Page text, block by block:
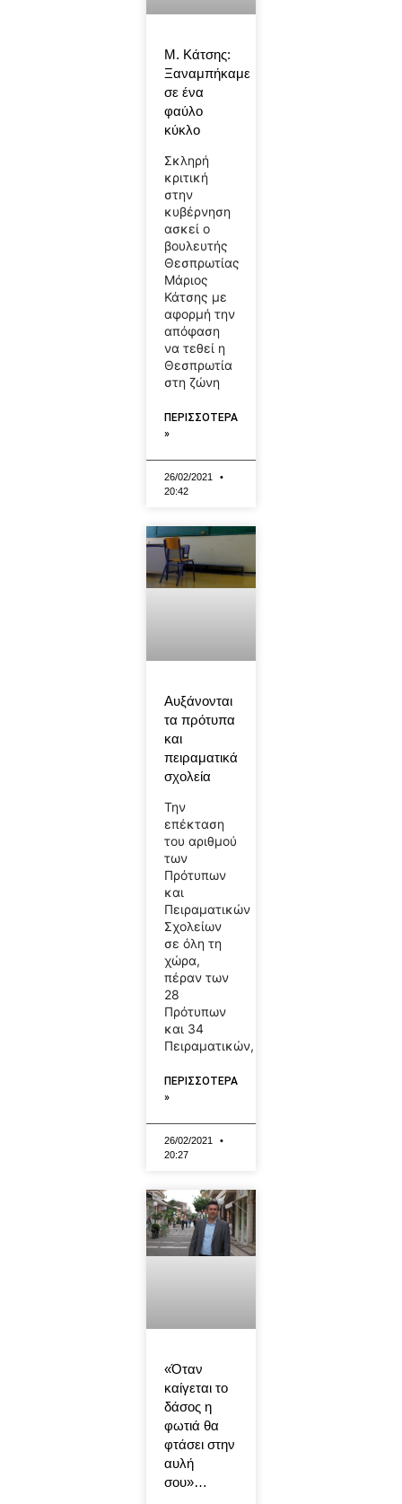
Μ. Κάτσης:
Ξαναμπήκαμε
σε ένα
φαύλο
κύκλο
Σκληρή
κριτική
στην
κυβέρνηση
ασκεί ο
βουλευτής
Θεσπρωτίας
Μάριος
Κάτσης με
αφορμή την
απόφαση
να τεθεί η
Θεσπρωτία
στη ζώνη
ΠΕΡΙΣΣΟΤΕΡΑ
»
26/02/2021
20:42
Αυξάνονται
τα πρότυπα
και
πειραματικά
σχολεία
Την
επέκταση
του αριθμού
των
Πρότυπων
και
Πειραματικών
Σχολείων
σε όλη τη
χώρα,
πέραν των
28
Πρότυπων
και 34
Πειραματικών,
ΠΕΡΙΣΣΟΤΕΡΑ
»
26/02/2021
20:27
«Όταν
καίγεται το
δάσος η
φωτιά θα
φτάσει στην
αυλή
σου»…